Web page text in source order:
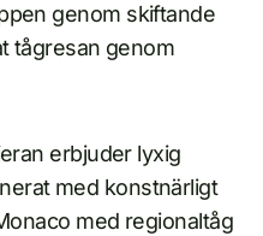
genom skiftande
tågresan genom
erbjuder lyxig
med konstnärligt
med regionaltåg